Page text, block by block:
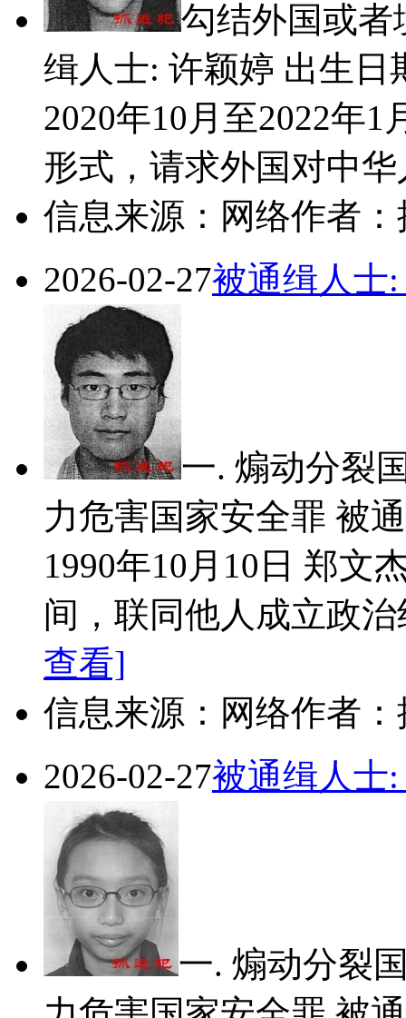
勾结外国或者
缉人士: 许颖婷 出生日
2020年10月至2022年
形式，请求外国对中
信息来源：网络作者：
2026-02-27被通缉人士
一. 煽动分裂
力危害国家安全罪 被
1990年10月10日 郑文
间，联同他人成立政
查看]
信息来源：网络作者：
2026-02-27被通缉人士
一. 煽动分裂